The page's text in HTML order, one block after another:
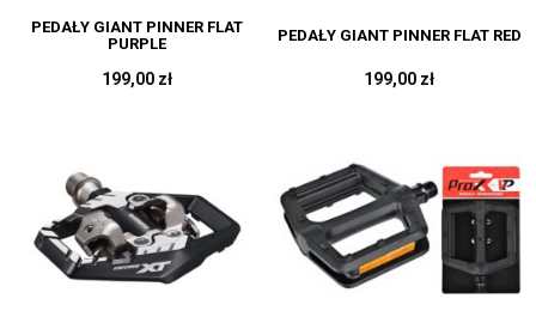
PEDAŁY GIANT PINNER FLAT
PURPLE
199,00 zł
PEDAŁY GIANT PINNER FLAT RED
199,00 zł